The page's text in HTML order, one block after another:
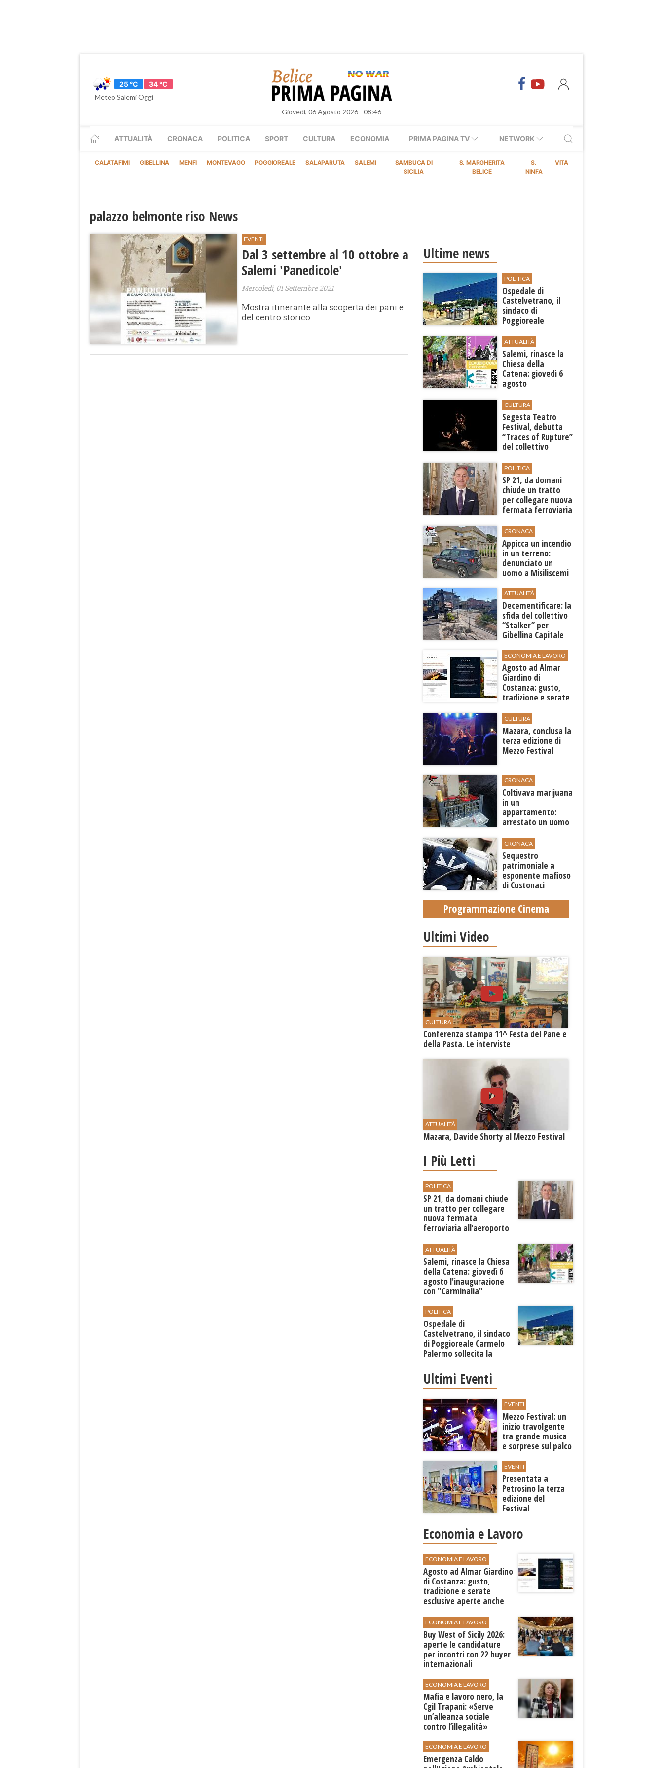
25 °C
34 °C
Meteo Salemi Oggi
Giovedì, 06 Agosto 2026 - 08:46
ATTUALITÀ CRONACA POLITICA SPORT CULTURA ECONOMIA PRIMA PAGINA TV NETWORK
CALATAFIMI GIBELLINA MENFI MONTEVAGO POGGIOREALE SALAPARUTA SALEMI
SAMBUCA DI
SICILIA
S. MARGHERITA
BELICE
S.
NINFA
VITA
palazzo belmonte riso News
EVENTI
Dal 3 settembre al 10 ottobre a
Salemi 'Panedicole'
Mercoledì, 01 Settembre 2021
Mostra itinerante alla scoperta dei pani e
del centro storico
Ultime news
POLITICA
Ospedale di
Castelvetrano, il
sindaco di
Poggioreale
sollecita la Regione
ATTUALITÀ
Salemi, rinasce la
Chiesa della
Catena: giovedì 6
agosto
"Carminalia"
CULTURA
Segesta Teatro
Festival, debutta
“Traces of Rupture”
del collettivo
POLITICA
SP 21, da domani
chiude un tratto
per collegare nuova
fermata ferroviaria
Birgi
CRONACA
Appicca un incendio
in un terreno:
denunciato un
uomo a Misiliscemi
ATTUALITÀ
Decementificare: la
sfida del collettivo
“Stalker” per
Gibellina Capitale
ECONOMIA E LAVORO
Agosto ad Almar
Giardino di
Costanza: gusto,
tradizione e serate
anche agli ospiti
esterni
CULTURA
​Mazara, conclusa la
terza edizione di
Mezzo Festival
CRONACA
Coltivava marijuana
in un
appartamento:
arrestato un uomo
CRONACA
Sequestro
patrimoniale a
esponente mafioso
di Custonaci
Programmazione Cinema
Ultimi Video
CULTURA
Conferenza stampa 11^ Festa del Pane e
della Pasta. Le interviste
ATTUALITÀ
Mazara, Davide Shorty al Mezzo Festival
I Più Letti
POLITICA
SP 21, da domani chiude
un tratto per collegare
nuova fermata
ferroviaria all’aeroporto
ATTUALITÀ
Salemi, rinasce la Chiesa
della Catena: giovedì 6
agosto l'inaugurazione
con "Carminalia"
POLITICA
Ospedale di
Castelvetrano, il sindaco
di Poggioreale Carmelo
Palermo sollecita la
Ultimi Eventi
EVENTI
Mezzo Festival: un
inizio travolgente
tra grande musica
e sorprese sul palco
EVENTI
Presentata a
Petrosino la terza
edizione del
Festival
"Voci dal
Economia e Lavoro
ECONOMIA E LAVORO
Agosto ad Almar Giardino
di Costanza: gusto,
tradizione e serate
esclusive aperte anche
ECONOMIA E LAVORO
Buy West of Sicily 2026:
aperte le candidature
per incontri con 22 buyer
internazionali
ECONOMIA E LAVORO
Mafia e lavoro nero, la
Cgil Trapani: «Serve
un’alleanza sociale
contro l’illegalità»
ECONOMIA E LAVORO
Emergenza Caldo